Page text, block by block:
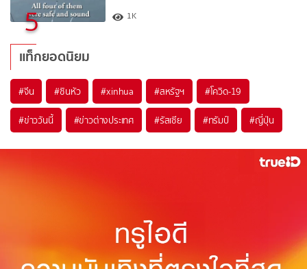
5 1K
แท็กยอดนิยม
#จีน #ซินหัว #xinhua #สหรัฐฯ #โควิด-19
#ข่าววันนี้ #ข่าวต่างประเทศ #รัสเซีย #ทรัมป์ #ญี่ปุ่น